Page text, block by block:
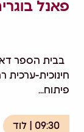
פאנל
בבית הספר
חינוכית-
פיתוח...
09:30 לוד